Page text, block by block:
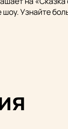
Узнайте